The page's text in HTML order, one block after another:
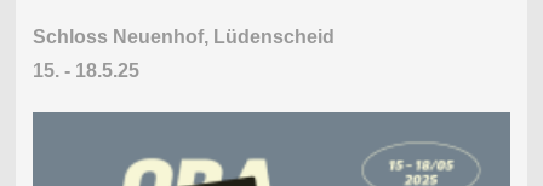
Schloss Neuenhof, Lüdenscheid
15. - 18.5.25